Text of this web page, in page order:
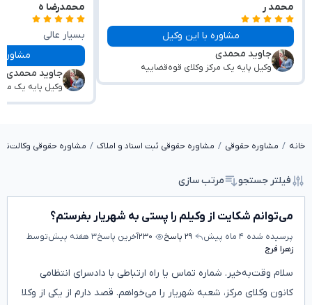
محمد ر
مشاوره با این وکیل
جاوید محمدی
وکیل پایه یک مرکز وکلای قوه‌قضاییه
محمدرضا ه
بسیار عالی
با حوصله و صبوری
مشاوره با این
جاوید محمدی
وکیل پایه یک
خانه مشاوره حقوقی مشاوره حقوقی ثبت اسناد و املاک مشاوره حقوقی
فیلتر جستجو مرتب سازی
می‌توانم شکایت از وکیلم را پستی به شهریار بفرستم؟
پرسیده شده ۴ ماه پیش ۲۹ پاسخ ۲۳۰آخرین پاسخ۳ هفته پیش
توسط
زهرا فرج
سلام وقت‌به‌خیر. شماره تماس یا راه ارتباطی با دادسرای انتظامی
کانون وکلای مرکز، شعبه شهریار را می‌خواهم. قصد دارم از یکی از وکلا